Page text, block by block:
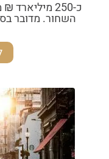
כ-250
השחור. מדובר